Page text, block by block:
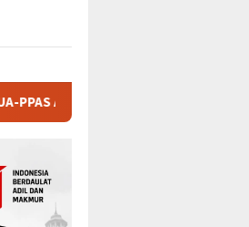
Disepakati, DPRD dan Pemkab